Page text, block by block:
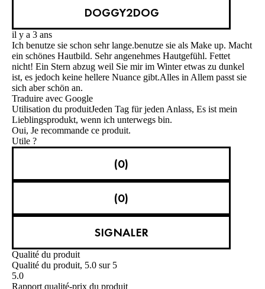
DOGGY2DOG
il y a 3 ans
Ich benutze sie schon sehr lange.benutze sie als Make up. Macht
ein schönes Hautbild. Sehr angenehmes Hautgefühl. Fettet
nicht! Ein Stern abzug weil Sie mir im Winter etwas zu dunkel
ist, es jedoch keine hellere Nuance gibt.Alles in Allem passt sie
sich aber schön an.
Traduire avec Google
Utilisation du produitJeden Tag für jeden Anlass, Es ist mein
Lieblingsprodukt, wenn ich unterwegs bin.
Oui, Je recommande ce produit.
Utile ?
(0)
(0)
SIGNALER
Qualité du produit
Qualité du produit, 5.0 sur 5
5.0
Rapport qualité-prix du produit